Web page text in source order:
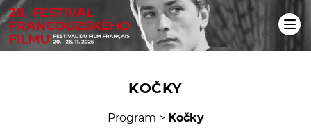
KOČKY
Program > Kočky